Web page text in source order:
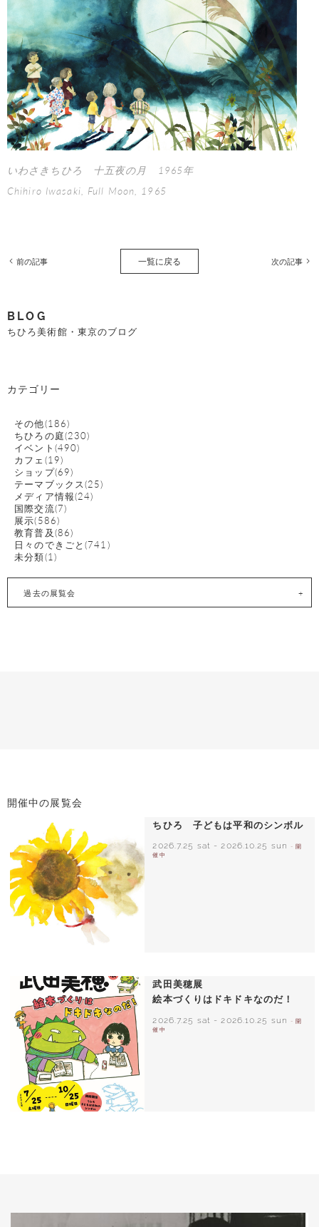
いわさきちひろ 十五夜の月 1965年
Chihiro Iwasaki, Full Moon, 1965
前の記事 一覧に戻る 次の記事
BLOG
ちひろ美術館・東京のブログ
カテゴリー
その他(186)
ちひろの庭(230)
イベント(490)
カフェ(19)
ショップ(69)
テーマブックス(25)
メディア情報(24)
国際交流(7)
展示(586)
教育普及(86)
日々のできごと(741)
未分類(1)
過去の展覧会
開催中の展覧会
ちひろ 子どもは平和のシンボル
2026.7.25 sat -2026.10.25 sun
- 開
催中
武田美穂展
絵本づくりはドキドキなのだ！
2026.7.25 sat - 2026.10.25 sun
- 開
催中